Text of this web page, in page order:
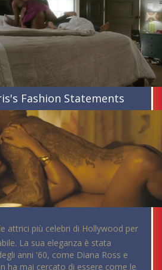
Fashion Statements
attrici più celebri di Hollywood per
La sua eleganza è stata
anni '60, come Diana Ross e
ha mai cercato di essere come le